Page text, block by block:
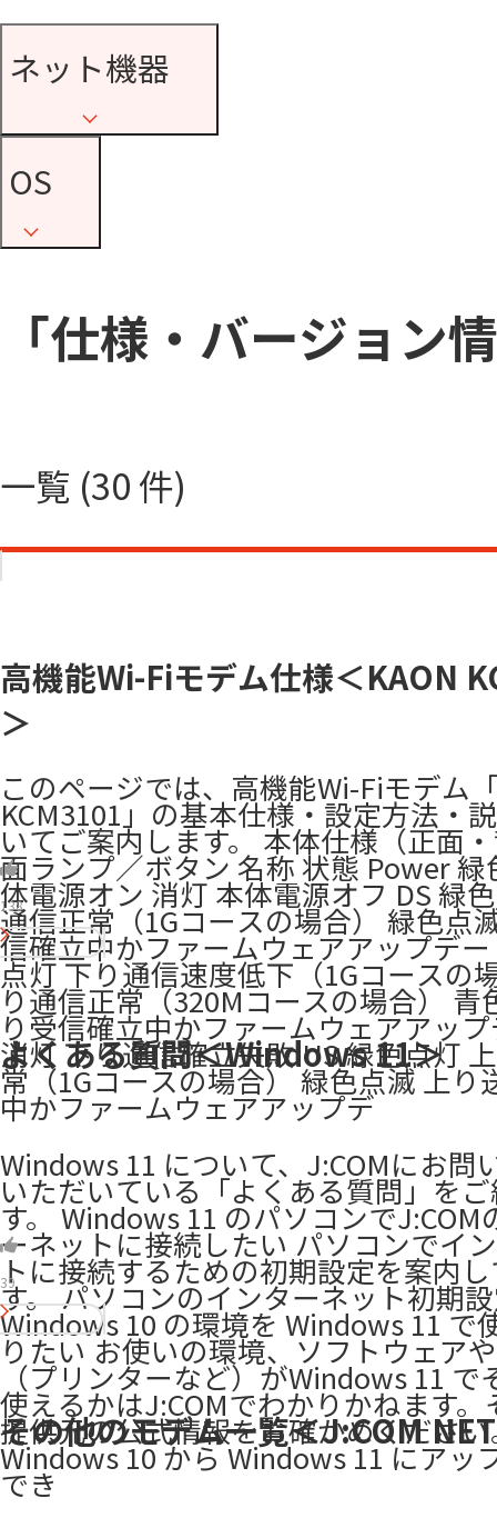
ネット機器
OS
「仕様・バージョン
一覧 (30 件)
高機能Wi-Fiモデム仕様＜KAON
＞
このページでは、高機能Wi-Fiモデム
KCM3101」の基本仕様・設定方法・
いてご案内します。 本体仕様（正面
面ランプ／ボタン 名称 状態 Power 緑
体電源オン 消灯 本体電源オフ DS 緑
通信正常（1Gコースの場合） 緑色点
信確立中かファームウェアアップデ
点灯 下り通信速度低下（1Gコースの
り通信正常（320Mコースの場合） 青
り受信確立中かファームウェアアッ
消灯 下り通信確立失敗 US 緑色点灯
常（1Gコースの場合） 緑色点滅 上り
中かファームウェアアップデ
138
よくある質問＜Windows 11＞
Windows 11 について、J:COMにお問
いただいている「よくある質問」を
す。 Windows 11 のパソコンでJ:COM
ーネットに接続したい パソコンでイ
トに接続するための初期設定を案内
す。 パソコンのインターネット初期
Windows 10 の環境を Windows 11 で
りたい お使いの環境、ソフトウェア
（プリンターなど）がWindows 11 で
使えるかはJ:COMでわかりかねます。
提供元の公式情報をお確かめくださ
Windows 10 から Windows 11 にアッ
でき
39
その他のモデム一覧＜J:COM